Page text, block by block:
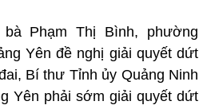
Phạm Thị Bình, phường
Yên đề nghị giải quyết dứt
Bí thư Tỉnh ủy Quảng Ninh
Yên phải sớm giải quyết dứt